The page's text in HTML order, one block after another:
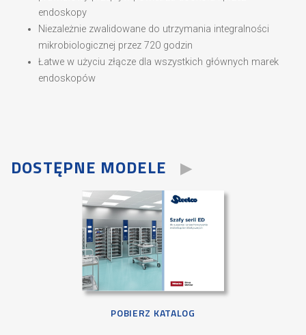
POBIERZ KATALOG
endoskopy
Niezależnie zwalidowane do utrzymania integralności
mikrobiologicznej przez 720 godzin
Łatwe w użyciu złącze dla wszystkich głównych marek
endoskopów
DOSTĘPNE MODELE